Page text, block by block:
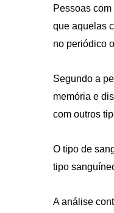
Pessoas
que aquelas
no periódico
Segundo a
memória e
com outros
O tipo de
tipo
A análise